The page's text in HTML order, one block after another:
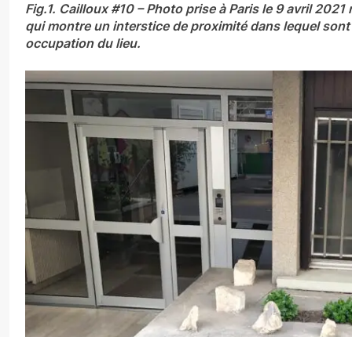
Fig.1. Cailloux #10 – Photo prise à Paris le 9 avril
qui montre un interstice de proximité dans lequel
occupation du lieu.